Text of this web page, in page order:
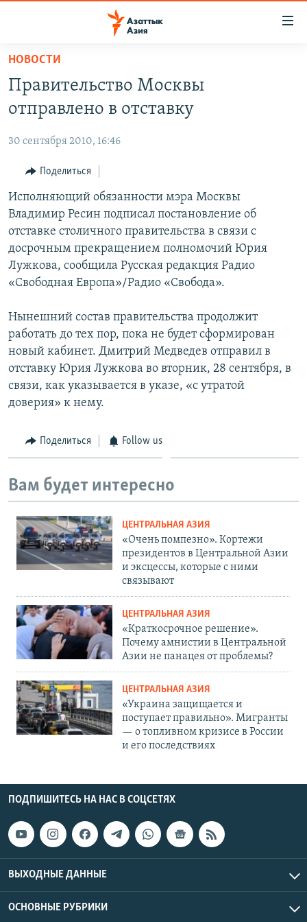
Вернуться
основному
содержанию
Вернутся
навигации
Вернутся
поиску
КАЗАХСТАН
УЗБЕКИСТАН
ТАДЖИКИСТАН
НОВОСТИ
ВОЙНА В УКРАИНЕ
НА ДРУГИХ ЯЗЫКАХ
ҚАЗАҚША
КЫРГЫЗЧА
ЎЗБЕКЧА
ТОҶИКӢ
TÜRKMENÇE
Все сайты РСЕ/РС
НОВОСТИ
Правительство Москвы
отправлено в отставку
30 сентября 2010, 16:46
Поделиться
Исполняющий обязанности мэра Москвы
Владимир Ресин подписал постановление об
отставке столичного правительства в связи с
досрочным прекращением полномочий Юрия
Лужкова, сообщила Русская редакция Радио
«Свободная Европа»/Радио «Свобода».
Нынешний состав правительства продолжит
работать до тех пор, пока не будет сформирован
новый кабинет. Дмитрий Медведев отправил в
отставку Юрия Лужкова во вторник, 28 сентября, в
связи, как указывается в указе, «с утратой
доверия» к нему.
Поделиться Follow us
Вам будет интересно
ЦЕНТРАЛЬНАЯ АЗИЯ
«Очень помпезно». Кортежи
президентов в Центральной Азии
и эксцессы, которые с ними
связывают
ЦЕНТРАЛЬНАЯ АЗИЯ
«Краткосрочное решение».
Почему амнистии в Центральной
Азии не панацея от проблемы?
ЦЕНТРАЛЬНАЯ АЗИЯ
«Украина защищается и
поступает правильно». Мигранты
— о топливном кризисе в России
и его последствиях
ПОДПИШИТЕСЬ НА НАС В СОЦСЕТЯХ
ВЫХОДНЫЕ ДАННЫЕ
ОСНОВНЫЕ РУБРИКИ